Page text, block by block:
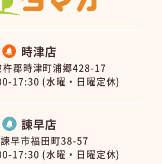
時津店
郡時津町浦郷428-17
17:30 (水曜・日曜定休)
諫早店
早市福田町38-57
17:30 (水曜・日曜定休)